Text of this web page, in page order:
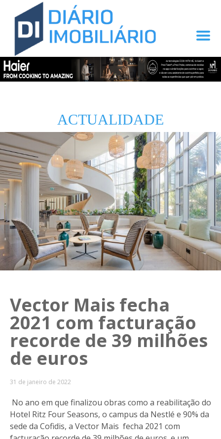
ACTUALIDADE
Vector Mais fecha
2021 com facturação
recorde de 39 milhões
de euros
31 de janeiro de 2022
No ano em que finalizou obras como a reabilitação do
Hotel Ritz Four Seasons, o campus da Nestlé e 90% da
sede da Cofidis, a Vector Mais fecha 2021 com